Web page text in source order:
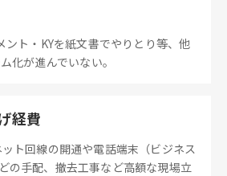
ント・KYを紙文書でやりとり等、他
化が進んでいない。
経費
ト回線の開通や電話端末（ビジネス
の手配、撤去工事など高額な現場立